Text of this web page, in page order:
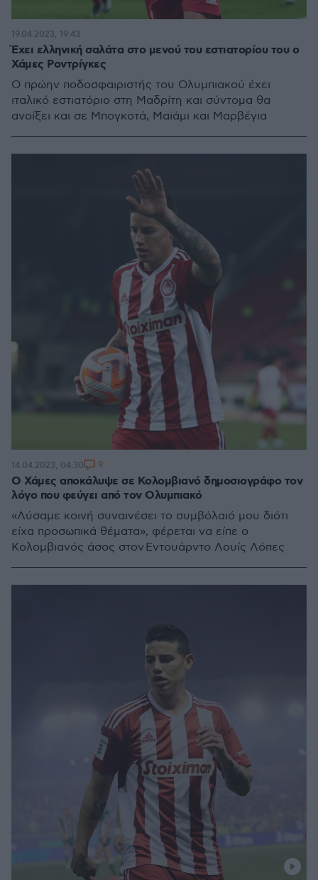
Έχει ελληνική σαλάτα στο μενού του εστιατορίου του ο
Χάμες Ροντρίγκες
Ο πρώην ποδοσφαιριστής του Ολυμπιακού έχει
ιταλικό εστιατόριο στη Μαδρίτη και σύντομα θα
ανοίξει και σε Μπογκοτά, Μαϊάμι και Μαρβέγια
19.04.2023, 19:43
Ο Χάμες αποκάλυψε σε Κολομβιανό δημοσιογράφο τον
λόγο που φεύγει από τον Ολυμπιακό
«Λύσαμε κοινή συναινέσει το συμβόλαιό μου διότι
είχα προσωπικά θέματα», φέρεται να είπε ο
Κολομβιανός άσος στον Εντουάρντο Λουίς Λόπες
14.04.2023, 04:30 9